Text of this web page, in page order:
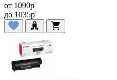
от 1090p
до 1035p